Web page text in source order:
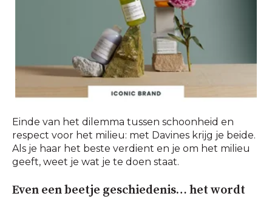
Einde van het dilemma tussen schoonheid en
respect voor het milieu: met Davines krijg je beide.
Als je haar het beste verdient en je om het milieu
geeft, weet je wat je te doen staat.
Even een beetje geschiedenis… het wordt